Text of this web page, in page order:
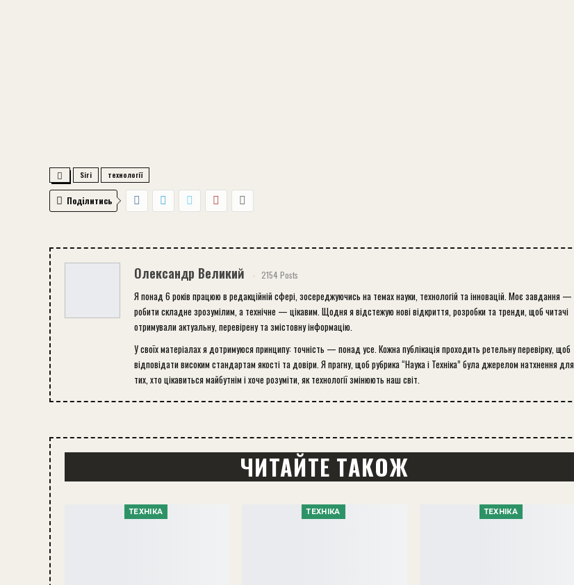
Siri технології
Поділитись
Олександр Великий 2154 Posts
Я понад 6 років працюю в редакційній сфері, зосереджуючись на темах науки, технологій та інновацій. Моє завдання —
робити складне зрозумілим, а технічне — цікавим. Щодня я відстежую нові відкриття, розробки та тренди, щоб читачі
отримували актуальну, перевірену та змістовну інформацію.
У своїх матеріалах я дотримуюся принципу: точність — понад усе. Кожна публікація проходить ретельну перевірку, щоб
відповідати високим стандартам якості та довіри. Я прагну, щоб рубрика “Наука і Техніка” була джерелом натхнення для
тих, хто цікавиться майбутнім і хоче розуміти, як технології змінюють наш світ.
ЧИТАЙТЕ ТАКОЖ
ТЕХНІКА ТЕХНІКА ТЕХНІКА